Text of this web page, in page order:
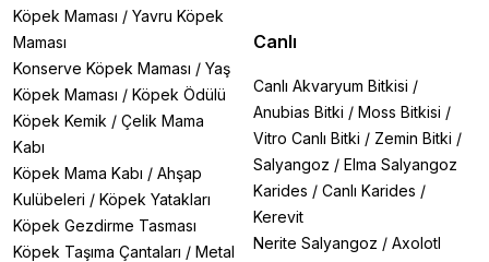
Köpek Maması / Yavru Köpek
Maması
Konserve Köpek Maması / Yaş
Köpek Maması / Köpek Ödülü
Köpek Kemik / Çelik Mama
Kabı
Köpek Mama Kabı / Ahşap
Kulübeleri / Köpek Yatakları
Köpek Gezdirme Tasması
Köpek Taşıma Çantaları / Metal
Canlı
Canlı Akvaryum Bitkisi /
Anubias Bitki / Moss Bitkisi /
Vitro Canlı Bitki / Zemin Bitki /
Salyangoz / Elma Salyangoz
Karides / Canlı Karides /
Kerevit
Nerite Salyangoz / Axolotl